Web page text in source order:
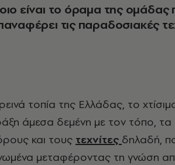
είναι το όραμα της
τις παραδοσιακές
άμεσα δεμένη με τον τόπο, τα
και τους τεχνίτες δηλαδή,
μεταφέροντας τη γνώση